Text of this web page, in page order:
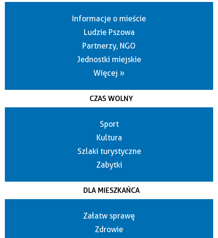
Informacje o mieście
Ludzie Pszowa
Partnerzy, NGO
Jednostki miejskie
Więcej »
CZAS WOLNY
Sport
Kultura
Szlaki turystyczne
Zabytki
DLA MIESZKAŃCA
Załatw sprawę
Zdrowie